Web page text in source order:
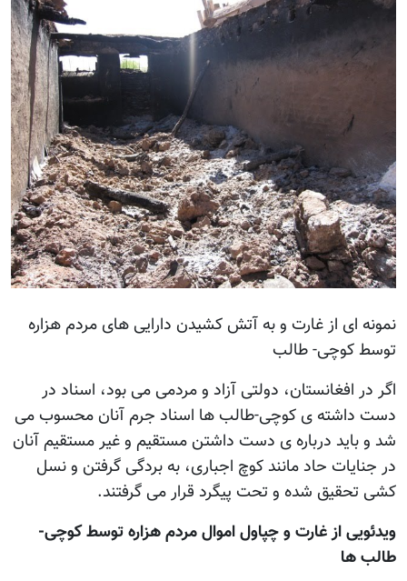
ای از غارت و به آتش کشیدن دارایی های مردم هزاره
کوچی- طالب
افغانستان، دولتی آزاد و مردمی می بود، اسناد در
ی کوچی-طالب ها اسناد جرم آنان محسوب می
درباره ی دست داشتن مستقیم و غیر مستقیم آنان
حاد مانند کوچ اجباری، به بردگی گرفتن و نسل
شده و تحت پیگرد قرار می گرفتند.
از غارت و چپاول اموال مردم هزاره توسط کوچی-
ها